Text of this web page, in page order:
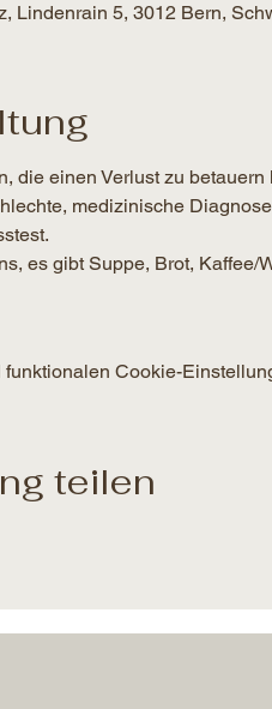
Lindenrain 5, 3012 Bern,
die einen Verlust zu
medizinische
es gibt Suppe, Brot, Kaffee/
Cookie-
teilen